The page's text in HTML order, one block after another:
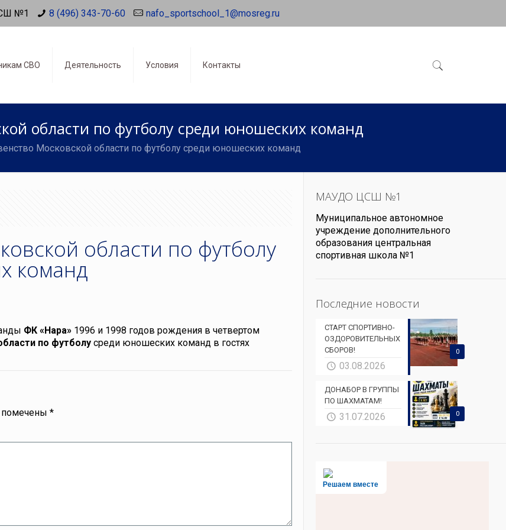
№1 8 (496) 343-70-60 nafo_sportschool_1@mosreg.ru
СВО Деятельность Условия Контакты
области по футболу среди юношеских команд
Московской области по футболу среди юношеских команд
области по футболу
команд
ФК «Нара» 1996 и 1998 годов рождения в четвертом
по футболу среди юношеских команд в гостях
помечены*
МАУДО ЦСШ №1
Муниципальное автономное
учреждение дополнительного
образования центральная
спортивная школа №1
Последние новости
0
СТАРТ СПОРТИВНО-
ОЗДОРОВИТЕЛЬНЫХ
СБОРОВ!
03.08.2026
0
ДОНАБОР В ГРУППЫ
ПО ШАХМАТАМ!
31.07.2026
Решаем вместе